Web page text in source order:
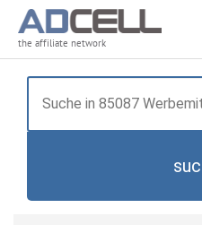
the affiliate network